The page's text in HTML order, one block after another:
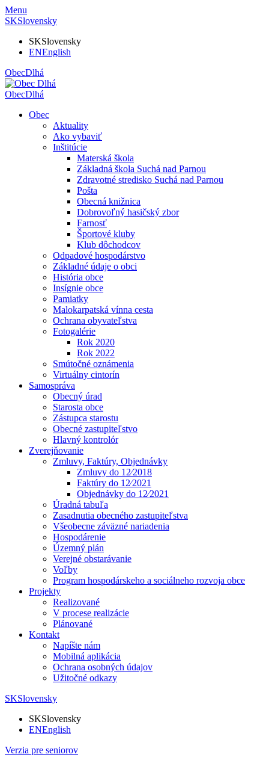
Menu
SKSlovensky
SKSlovensky
ENEnglish
ObecDlhá
ObecDlhá
Obec
Aktuality
Ako vybaviť
Inštitúcie
Materská škola
Základná škola Suchá nad Parnou
Zdravotné stredisko Suchá nad Parnou
Pošta
Obecná knižnica
Dobrovoľný hasičský zbor
Farnosť
Športové kluby
Klub dôchodcov
Odpadové hospodárstvo
Základné údaje o obci
História obce
Insígnie obce
Pamiatky
Malokarpatská vínna cesta
Ochrana obyvateľstva
Fotogalérie
Rok 2020
Rok 2022
Smútočné oznámenia
Virtuálny cintorín
Samospráva
Obecný úrad
Starosta obce
Zástupca starostu
Obecné zastupiteľstvo
Hlavný kontrolór
Zverejňovanie
Zmluvy, Faktúry, Objednávky
Zmluvy do 12⁄2018
Faktúry do 12⁄2021
Objednávky do 12⁄2021
Úradná tabuľa
Zasadnutia obecného zastupiteľstva
Všeobecne záväzné nariadenia
Hospodárenie
Územný plán
Verejné obstarávanie
Voľby
Program hospodárskeho a sociálneho rozvoja obce
Projekty
Realizované
V procese realizácie
Plánované
Kontakt
Napíšte nám
Mobilná aplikácia
Ochrana osobných údajov
Užitočné odkazy
SKSlovensky
SKSlovensky
ENEnglish
Verzia pre seniorov